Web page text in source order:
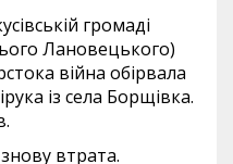
громаді
Лановецького)
війна обірвала
із села Борщівка.
втрата.